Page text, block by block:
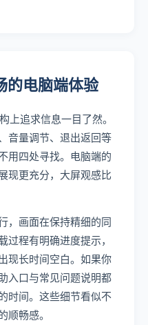
的电脑端体验
上追求信息一目了然。
音量调节、退出返回等
用四处寻找。电脑端的
现更充分，大屏观感比
，画面在保持精细的同
过程有明确进度提示，
现长时间空白。如果你
入口与常见问题说明都
时间。这些细节看似不
顺畅感。